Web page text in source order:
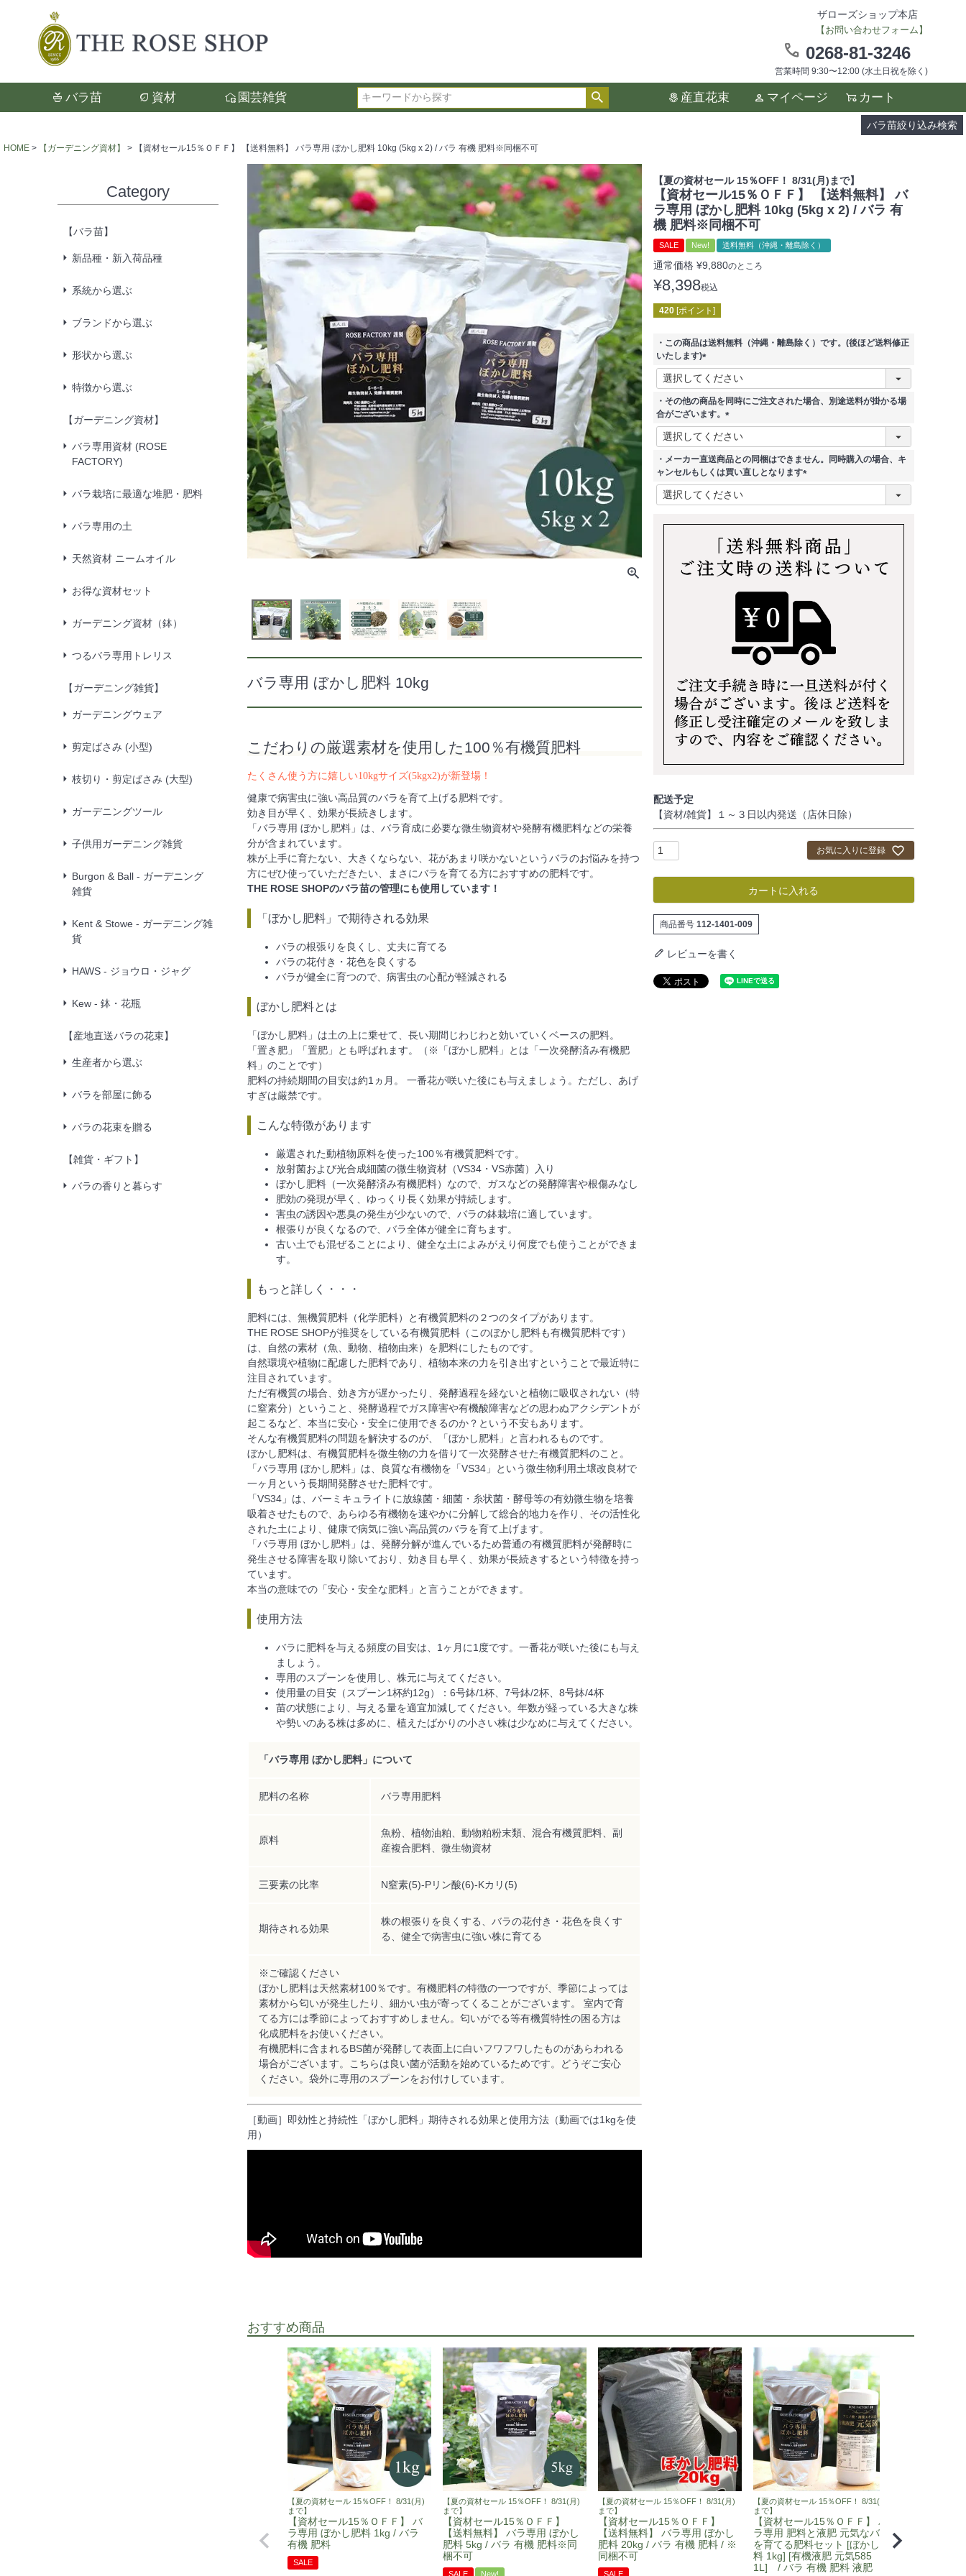
ザローズショップ本店
【お問い合わせフォーム】
0268-81-3246
営業時間 9:30〜12:00 (水土日祝を除く)
バラ苗 資材 園芸雑貨
検索 産直花束 マイページ カート
バラ苗絞り込み検索
検索
選択した項目全てに該当する品種のみ検索結果に表示されます。
タイプ、カラー、ブランドなどは1つずつ選択してください。
HOME 【ガーデニング資材】 【資材セール15％ＯＦＦ】 【送料無料】 バラ専用 ぼかし肥料 10kg (5kg x 2) / バラ 有機 肥料※同梱不可
Category
【バラ苗】
新品種・新入荷品種
系統から選ぶ
ブランドから選ぶ
形状から選ぶ
特徴から選ぶ
【ガーデニング資材】
バラ専用資材 (ROSE
FACTORY)
バラ栽培に最適な堆肥・肥料
バラ専用の土
天然資材 ニームオイル
お得な資材セット
ガーデニング資材（鉢）
つるバラ専用トレリス
【ガーデニング雑貨】
ガーデニングウェア
剪定ばさみ (小型)
枝切り・剪定ばさみ (大型)
ガーデニングツール
子供用ガーデニング雑貨
Burgon & Ball - ガーデニング
雑貨
Kent & Stowe - ガーデニング雑
貨
HAWS - ジョウロ・ジャグ
Kew - 鉢・花瓶
【産地直送バラの花束】
生産者から選ぶ
バラを部屋に飾る
バラの花束を贈る
【雑貨・ギフト】
バラの香りと暮らす
バラ専用 ぼかし肥料 10kg
こだわりの厳選素材を使用した100％有機質肥料
たくさん使う方に嬉しい10kgサイズ(5kgx2)が新登場！
健康で病害虫に強い高品質のバラを育て上げる肥料です。
効き目が早く、効果が長続きします。
「バラ専用 ぼかし肥料」は、バラ育成に必要な微生物資材や発酵有機肥料などの栄養
分が含まれています。
株が上手に育たない、大きくならない、花があまり咲かないというバラのお悩みを持つ
方にぜひ使っていただきたい、まさにバラを育てる方におすすめの肥料です。
THE ROSE SHOPのバラ苗の管理にも使用しています！
「ぼかし肥料」で期待される効果
バラの根張りを良くし、丈夫に育てる
バラの花付き・花色を良くする
バラが健全に育つので、病害虫の心配が軽減される
ぼかし肥料とは
「ぼかし肥料」は土の上に乗せて、長い期間じわじわと効いていくベースの肥料。
「置き肥」「置肥」とも呼ばれます。（※「ぼかし肥料」とは「一次発酵済み有機肥
料」のことです）
肥料の持続期間の目安は約1ヵ月。 一番花が咲いた後にも与えましょう。ただし、あげ
すぎは厳禁です。
こんな特徴があります
厳選された動植物原料を使った100％有機質肥料です。
放射菌および光合成細菌の微生物資材（VS34・VS赤菌）入り
ぼかし肥料（一次発酵済み有機肥料）なので、ガスなどの発酵障害や根傷みなし
肥効の発現が早く、ゆっくり長く効果が持続します。
害虫の誘因や悪臭の発生が少ないので、バラの鉢栽培に適しています。
根張りが良くなるので、バラ全体が健全に育ちます。
古い土でも混ぜることにより、健全な土によみがえり何度でも使うことができま
す。
もっと詳しく・・・
肥料には、無機質肥料（化学肥料）と有機質肥料の２つのタイプがあります。
THE ROSE SHOPが推奨をしている有機質肥料（このぼかし肥料も有機質肥料です）
は、自然の素材（魚、動物、植物由来）を肥料にしたものです。
自然環境や植物に配慮した肥料であり、植物本来の力を引き出すということで最近特に
注目されています。
ただ有機質の場合、効き方が遅かったり、発酵過程を経ないと植物に吸収されない（特
に窒素分）ということ、発酵過程でガス障害や有機酸障害などの思わぬアクシデントが
起こるなど、本当に安心・安全に使用できるのか？という不安もあります。
そんな有機質肥料の問題を解決するのが、「ぼかし肥料」と言われるものです。
ぼかし肥料は、有機質肥料を微生物の力を借りて一次発酵させた有機質肥料のこと。
「バラ専用 ぼかし肥料」は、良質な有機物を「VS34」という微生物利用土壌改良材で
一ヶ月という長期間発酵させた肥料です。
「VS34」は、バーミキュライトに放線菌・細菌・糸状菌・酵母等の有効微生物を培養
吸着させたもので、あらゆる有機物を速やかに分解して総合的地力を作り、その活性化
された土により、健康で病気に強い高品質のバラを育て上げます。
「バラ専用 ぼかし肥料」は、発酵分解が進んでいるため普通の有機質肥料が発酵時に
発生させる障害を取り除いており、効き目も早く、効果が長続きするという特徴を持っ
ています。
本当の意味での「安心・安全な肥料」と言うことができます。
使用方法
バラに肥料を与える頻度の目安は、1ヶ月に1度です。一番花が咲いた後にも与え
ましょう。
専用のスプーンを使用し、株元に与えてください。
使用量の目安（スプーン1杯約12g）：6号鉢/1杯、7号鉢/2杯、8号鉢/4杯
苗の状態により、与える量を適宜加減してください。年数が経っている大きな株
や勢いのある株は多めに、植えたばかりの小さい株は少なめに与えてください。
「バラ専用 ぼかし肥料」について
肥料の名称 バラ専用肥料
原料
魚粉、植物油粕、動物粕粉末類、混合有機質肥料、副
産複合肥料、微生物資材
三要素の比率 N窒素(5)-Pリン酸(6)-Kカリ(5)
期待される効果
株の根張りを良くする、バラの花付き・花色を良くす
る、健全で病害虫に強い株に育てる
※ご確認ください
ぼかし肥料は天然素材100％です。有機肥料の特徴の一つですが、季節によっては
素材から匂いが発生したり、細かい虫が寄ってくることがございます。 室内で育
てる方には季節によっておすすめしません。匂いがでる等有機質特性の困る方は
化成肥料をお使いください。
有機肥料に含まれるBS菌が発酵して表面上に白いフワフワしたものがあらわれる
場合がございます。こちらは良い菌が活動を始めているためです。どうぞご安心
ください。袋外に専用のスプーンをお付けしています。
［動画］即効性と持続性「ぼかし肥料」期待される効果と使用方法（動画では1kgを使
用）
【夏の資材セール 15％OFF！ 8/31(月)まで】
【資材セール15％ＯＦＦ】 【送料無料】 バ
ラ専用 ぼかし肥料 10kg (5kg x 2) / バラ 有
機 肥料※同梱不可
SALE New! 送料無料（沖縄・離島除く）
通常価格 ¥9,880のところ
¥8,398税込
420 [ポイント]
・この商品は送料無料（沖縄・離島除く）です。(後ほど送料修正
いたします)
(
必
須
)
・その他の商品を同時にご注文された場合、別途送料が掛かる場
合がございます。
(
必
須
)
・メーカー直送商品との同梱はできません。同時購入の場合、キ
ャンセルもしくは買い直しとなります
(
)
配送予定
【資材/雑貨】１～３日以内発送（店休日除）
お気に入りに登録
カートに入れる
商品番号 112-1401-009
レビューを書く
おすすめ商品
【夏の資材セール 15％OFF！ 8/31(月)
まで】
【資材セール15％ＯＦＦ】 バ
ラ専用 ぼかし肥料 1kg / バラ
有機 肥料
SALE
【夏の資材セール 15％OFF！ 8/31(月)
まで】
【資材セール15％ＯＦＦ】
【送料無料】 バラ専用 ぼかし
肥料 5kg / バラ 有機 肥料※同
梱不可
SALE New!
【夏の資材セール 15％OFF！ 8/31(月)
まで】
【資材セール15％ＯＦＦ】
【送料無料】 バラ専用 ぼかし
肥料 20kg / バラ 有機 肥料 / ※
同梱不可
SALE
【夏の資材セール 15％OFF！ 8/31(月)
まで】
【資材セール15％ＯＦＦ】 バ
ラ専用 肥料と液肥 元気なバラ
を育てる肥料セット [ぼかし肥
料 1kg] [有機液肥 元気585
1L] / バラ 有機 肥料 液肥